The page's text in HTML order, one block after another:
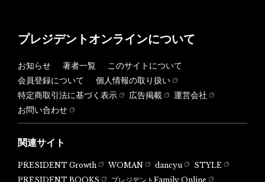
プレジデントオンラインについて
お知らせ 著者一覧
このサイトについて
会員登録について
個人情報の取り扱い
特定商取引法に基づく表示
広告掲載
運営会社
お問い合わせ
関連サイト
PRESIDENT Growth WOMAN dancyu
STYLE
PRESIDENT BOOKS
プレジデントFamily Online